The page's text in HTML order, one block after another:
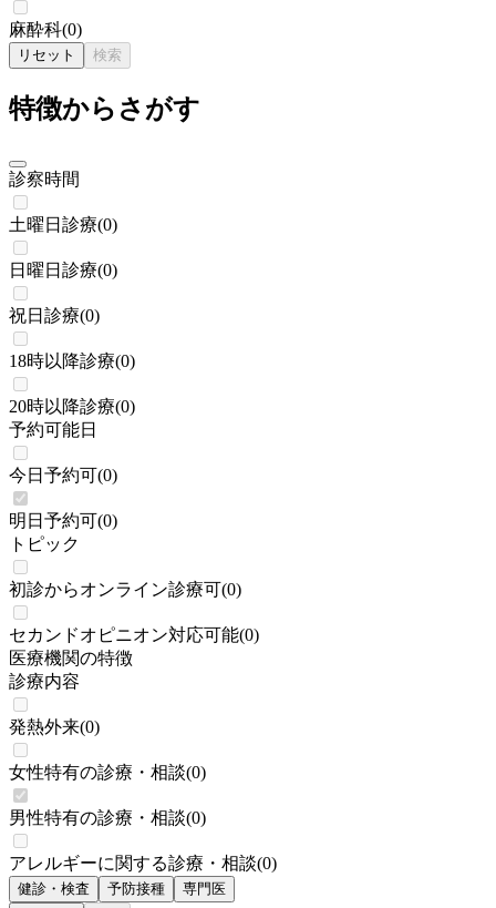
麻酔科(0)
リセット 検索
特徴からさがす
診察時間
土曜日診療(0)
日曜日診療(0)
祝日診療(0)
18時以降診療(0)
20時以降診療(0)
予約可能日
今日予約可(0)
明日予約可(0)
トピック
初診からオンライン診療可(0)
セカンドオピニオン対応可能(0)
医療機関の特徴
診療内容
発熱外来(0)
女性特有の診療・相談(0)
男性特有の診療・相談(0)
アレルギーに関する診療・相談(0)
健診・検査 予防接種
専門医